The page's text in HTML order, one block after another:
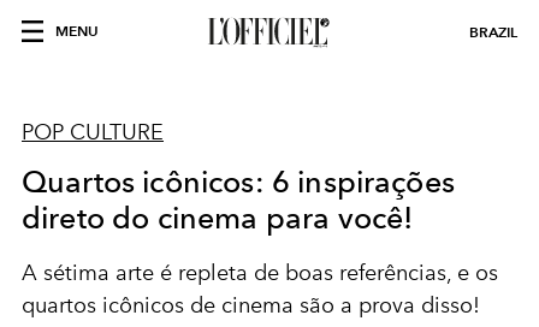
MENU BRAZIL
POP CULTURE
Quartos icônicos: 6 inspirações
direto do cinema para você!
A sétima arte é repleta de boas referências, e os
quartos icônicos de cinema são a prova disso!